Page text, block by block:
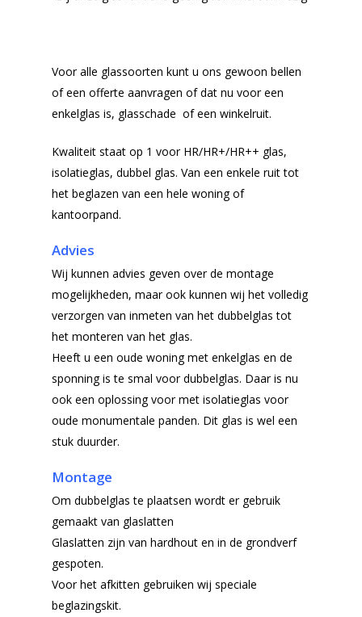
Voor alle glassoorten kunt u ons gewoon bellen
of een offerte aanvragen of dat nu voor een
enkelglas is, glasschade of een winkelruit.
Kwaliteit staat op 1 voor HR/HR+/HR++ glas,
isolatieglas, dubbel glas. Van een enkele ruit tot
het beglazen van een hele woning of
kantoorpand.
Advies
Wij kunnen advies geven over de montage
mogelijkheden, maar ook kunnen wij het volledig
verzorgen van inmeten van het dubbelglas tot
het monteren van het glas.
Heeft u een oude woning met enkelglas en de
sponning is te smal voor dubbelglas. Daar is nu
ook een oplossing voor met isolatieglas voor
oude monumentale panden. Dit glas is wel een
stuk duurder.
Montage
Om dubbelglas te plaatsen wordt er gebruik
gemaakt van glaslatten
Glaslatten zijn van hardhout en in de grondverf
gespoten.
Voor het afkitten gebruiken wij speciale
beglazingskit.